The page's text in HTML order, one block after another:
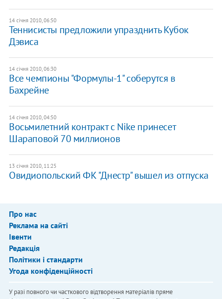
14 січня 2010, 06:50
Теннисисты предложили упразднить Кубок
Дэвиса
14 січня 2010, 06:30
Все чемпионы "Формулы-1" соберутся в
Бахрейне
14 січня 2010, 04:50
Восьмилетний контракт с Nike принесет
Шараповой 70 миллионов
13 січня 2010, 11:25
Овидиопольский ФК "Днестр" вышел из отпуска
Про нас
Реклама на сайті
Івенти
Редакція
Політики і стандарти
Угода конфіденційності
У разі повного чи часткового відтворення матеріалів пряме